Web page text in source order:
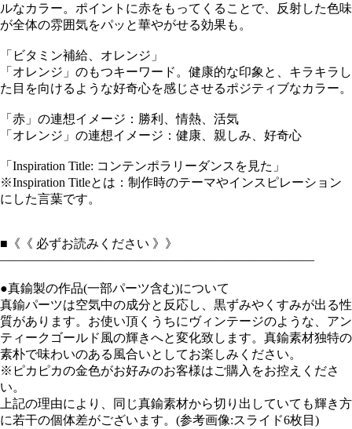
ルなカラー。ポイントに赤をもってくることで、反射した色味
が全体の雰囲気をパッと華やがせる効果も。
「ビタミン補給、オレンジ」
「オレンジ」のもつキーワード。健康的な印象と、キラキラし
た目を向けるような好奇心を感じさせるポジティブなカラー。
「赤」の連想イメージ：勝利、情熱、活気
「オレンジ」の連想イメージ：健康、親しみ、好奇心
「Inspiration Title: コンテンポラリーダンスを見た」
※Inspiration Titleとは：制作時のテーマやインスピレーション
にした言葉です。
■《《 必ずお読みください 》》
―――――――――――――――――――――――――
●真鍮製の作品(一部パーツ含む)について
真鍮パーツは空気中の成分と反応し、黒ずみやくすみが出る性
質があります。お使い頂くうちにヴィンテージのような、アン
ティークゴールド風の輝きへと変化致します。真鍮素材独特の
素朴で味わいのある風合いとしてお楽しみください。
※ピカピカの金色がお好みのお客様はご購入をお控えくださ
い。
上記の理由により、同じ真鍮素材から切り出していても輝き方
に若干の個体差がございます。(参考画像:スライド6枚目)